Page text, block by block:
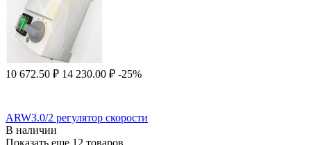
10 672.50 ₽ 14 230.00 ₽ -25%
ARW3.0/2 регулятор скорости
В наличии